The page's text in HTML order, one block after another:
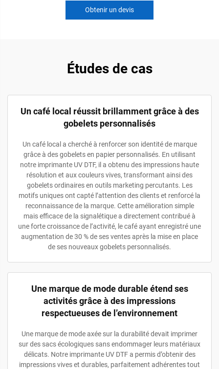
Obtenir un devis
Études de cas
Un café local réussit brillamment grâce à des
gobelets personnalisés
Un café local a cherché à renforcer son identité de marque
grâce à des gobelets en papier personnalisés. En utilisant
notre imprimante UV DTF, il a obtenu des impressions haute
résolution et aux couleurs vives, transformant ainsi des
gobelets ordinaires en outils marketing percutants. Les
motifs uniques ont capté l’attention des clients et renforcé la
reconnaissance de la marque. Cette amélioration simple
mais efficace de la signalétique a directement contribué à
une forte croissance de l’activité, le café ayant enregistré une
augmentation de 30 % de ses ventes après la mise en place
de ses nouveaux gobelets personnalisés.
Une marque de mode durable étend ses
activités grâce à des impressions
respectueuses de l’environnement
Une marque de mode axée sur la durabilité devait imprimer
sur des sacs écologiques sans endommager leurs matériaux
délicats. Notre imprimante UV DTF a permis d’obtenir des
impressions vives et durables, parfaitement adhérentes tout